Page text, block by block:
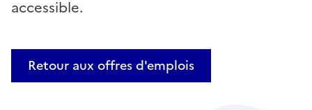
accessible.
Retour aux offres d'emplois